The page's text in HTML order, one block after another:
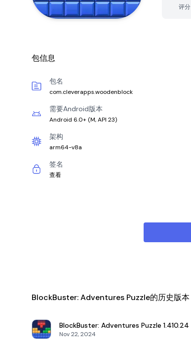
评分
包信息
包名
com.cleverapps.woodenblock
需要Android版本
Android 6.0+ (M, API 23)
架构
arm64-v8a
签名
查看
BlockBuster: Adventures Puzzle的历史版本
BlockBuster: Adventures Puzzle 1.410.24
Nov 22, 2024